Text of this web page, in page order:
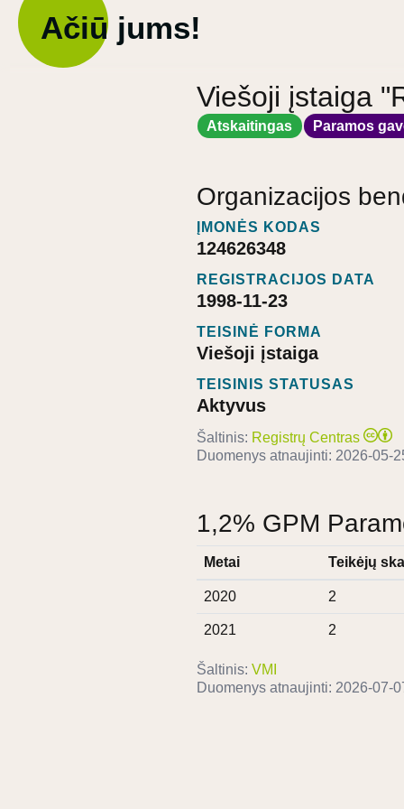
Ačiū jums!
Viešoji įstaiga
Atskaitingas Paramos
Organizacijos
ĮMONĖS KODAS
124626348
REGISTRACIJOS DATA
1998-11-23
TEISINĖ FORMA
Viešoji įstaiga
TEISINIS STATUSAS
Aktyvus
Šaltinis: Registrų Centras
Duomenys atnaujinti: 2026-05-
1,2% GPM
Metai Teikėjų
2020 2
2021 2
Šaltinis: VMI
Duomenys atnaujinti: 2026-07-